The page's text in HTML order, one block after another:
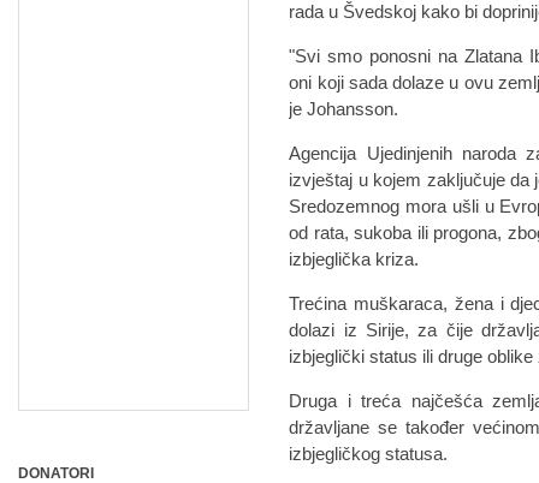
rada u Švedskoj kako bi
"Svi smo ponosni na Zlatana
oni koji sada dolaze u ovu
je Johansson.
Agencija Ujedinjenih naroda
izvještaj u kojem zaključuje da
Sredozemnog mora ušli u
od rata, sukoba ili progona,
izbjeglička kriza.
Trećina muškaraca, žena i
dolazi iz Sirije, za čije
izbjeglički status ili druge oblike
Druga i treća najčešća
državljane se također
izbjegličkog statusa.
DONATORI